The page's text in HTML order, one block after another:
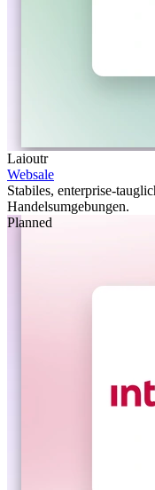
Laioutr
Websale
Stabiles, enterprise-
Handelsumgebungen.
Planned